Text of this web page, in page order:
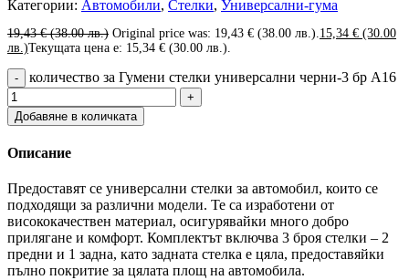
Категории: Автомобили, Стелки, Универсални-гума
19,43€ (38.00 лв.) Original price was: 19,43 € (38.00 лв.). 15,34 € (30.00
лв.)Текущата цена е: 15,34 € (30.00 лв.).
количество за Гумени стелки универсални черни-3 бр А16
Добавяне в количката
Описание
Предоставят се универсални стелки за автомобил, които се
подходящи за различни модели. Те са изработени от
висококачествен материал, осигурявайки много добро
прилягане и комфорт. Комплектът включва 3 броя стелки – 2
предни и 1 задна, като задната стелка е цяла, предоставяйки
пълно покритие за цялата площ на автомобила.